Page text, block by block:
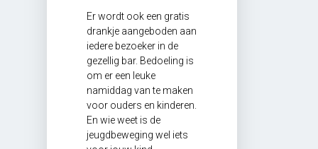
Er wordt ook een gratis
drankje aangeboden aan
iedere bezoeker in de
gezellig bar. Bedoeling is
om er een leuke
namiddag van te maken
voor ouders en kinderen.
En wie weet is de
jeugdbeweging wel iets